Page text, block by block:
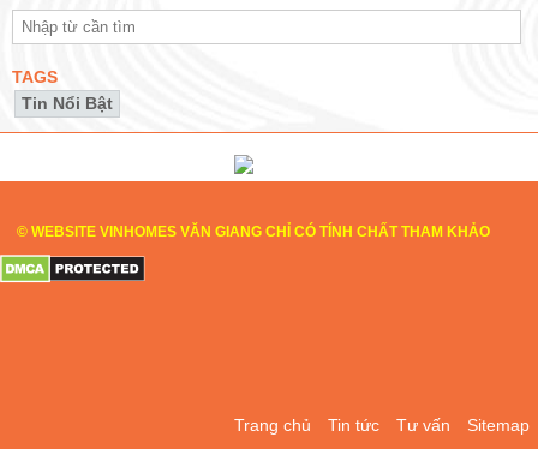
TAGS
Tin Nổi Bật
© WEBSITE VINHOMES VĂN GIANG CHỈ CÓ TÍNH CHẤT THAM KHẢO
Trang chủ Tin tức Tư vấn Sitemap